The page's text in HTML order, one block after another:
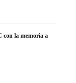
con la memoria a